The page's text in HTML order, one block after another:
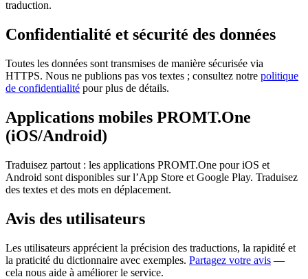
traduction.
Confidentialité et sécurité des données
Toutes les données sont transmises de manière sécurisée via
HTTPS. Nous ne publions pas vos textes ; consultez notre politique
de confidentialité pour plus de détails.
Applications mobiles PROMT.One
(iOS/Android)
Traduisez partout : les applications PROMT.One pour iOS et
Android sont disponibles sur l’App Store et Google Play. Traduisez
des textes et des mots en déplacement.
Avis des utilisateurs
Les utilisateurs apprécient la précision des traductions, la rapidité et
la praticité du dictionnaire avec exemples. Partagez votre avis —
cela nous aide à améliorer le service.